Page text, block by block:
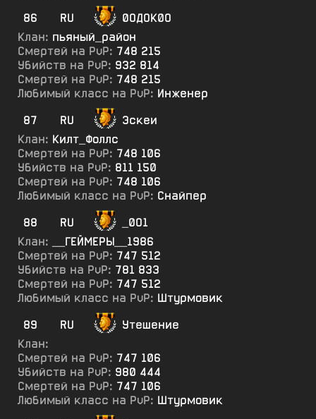
86
RU
0ОДОК0О
Клан: пьяный_район
Смертей на PvP: 748 215
Убийств на PvP: 932 814
Смертей на PvP: 748 215
Любимый класс на PvP: Инженер
87
RU
Эскеи
Клан: Килт_Фоллс
Смертей на PvP: 748 106
Убийств на PvP: 811 150
Смертей на PvP: 748 106
Любимый класс на PvP: Снайпер
88
RU
_0О1
Клан:
__ГЕЙМЕРЫ__1986
Смертей на PvP: 747 512
Убийств на PvP: 781 833
Смертей на PvP: 747 512
Любимый класс на PvP: Штурмовик
89
RU
Утешение
Клан:
Смертей на PvP: 747 106
Убийств на PvP: 980 444
Смертей на PvP: 747 106
Любимый класс на PvP: Штурмовик